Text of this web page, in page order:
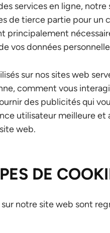
services en ligne,
de tierce partie pour un
principalement
vos données
sur nos sites web
comment vous
des publicités qui
utilisateur meilleure
web.
DE
notre site web sont